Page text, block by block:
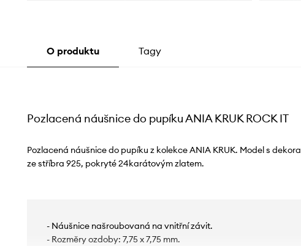
O produktu Tagy
Pozlacená náušnice do pupíku ANIA KRUK ROCK IT
Pozlacená náušnice do pupíku z kolekce ANIA KRUK. Model s
ze stříbra 925, pokryté 24karátovým zlatem.
- Náušnice našroubovaná na vnitřní závit.
- Rozměry ozdoby: 7,75 x 7,75 mm.